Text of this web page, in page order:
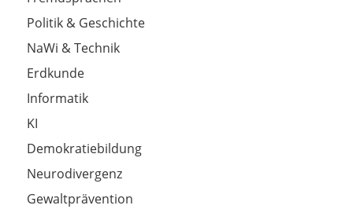
Politik & Geschichte
NaWi & Technik
Erdkunde
Informatik
KI
Demokratiebildung
Neurodivergenz
Gewaltprävention